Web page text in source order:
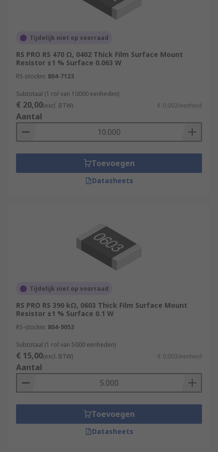
Tijdelijk niet op voorraad
RS PRO RS 470 Ω, 0402 Thick Film Surface Mount
Resistor ±1 % Surface 0.063 W
RS-stocknr. 804-7123
Subtotaal (1 rol van 10000 eenheden)
€ 20,00(excl. BTW) € 0,002/eenheid
Aantal
Toevoegen
Datasheets
Tijdelijk niet op voorraad
RS PRO RS 390 kΩ, 0603 Thick Film Surface Mount
Resistor ±1 % Surface 0.1 W
RS-stocknr. 804-9053
Subtotaal (1 rol van 5000 eenheden)
€ 15,00(excl. BTW) € 0,003/eenheid
Aantal
Toevoegen
Datasheets